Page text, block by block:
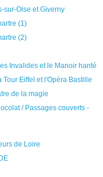
sur-Oise et Giverny
(1)
(2)
Invalides et le Manoir hanté
Tour Eiffel et l'Opéra Bastille
de la magie
/ Passages couverts -
de Loire